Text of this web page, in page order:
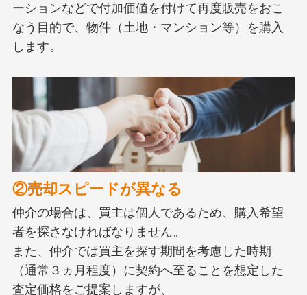
ーションなどで付加価値を付けて再度販売をおこ
なう目的で、物件（土地・マンション等）を購入
します。
②売却スピードが異なる
仲介の場合は、買主は個人であるため、購入希望
者を探さなければなりません。
また、仲介では買主を探す期間を考慮した時期
（通常３ヵ月程度）に契約へ至ることを想定した
査定価格をご提案しますが、